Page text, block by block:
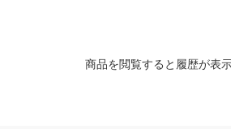
商品を閲覧すると履歴が表